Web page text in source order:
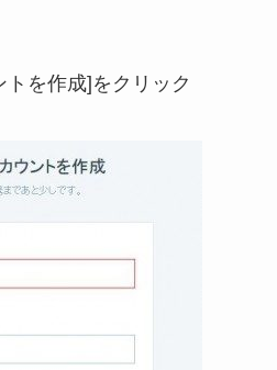
を作成]をクリック